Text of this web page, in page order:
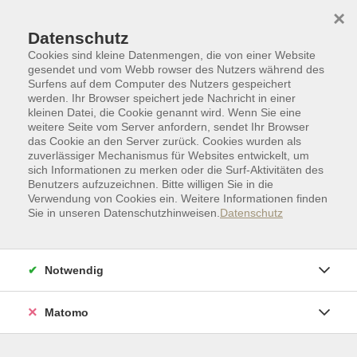
Politik | Gesellschaft
Gesprächskreise
Gesprächskreise
Ansprechpartner
Datenschutz
Cookies sind kleine Datenmengen, die von einer Website
gesendet und vom Webb rowser des Nutzers während des
Surfens auf dem Computer des Nutzers gespeichert
werden. Ihr Browser speichert jede Nachricht in einer
kleinen Datei, die Cookie genannt wird. Wenn Sie eine
weitere Seite vom Server anfordern, sendet Ihr Browser
das Cookie an den Server zurück. Cookies wurden als
zuverlässiger Mechanismus für Websites entwickelt, um
sich Informationen zu merken oder die Surf-Aktivitäten des
Benutzers aufzuzeichnen. Bitte willigen Sie in die
Verwendung von Cookies ein. Weitere Informationen finden
Sie in unseren Datenschutzhinweisen. Datenschutz
×
Notwendig
Matomo